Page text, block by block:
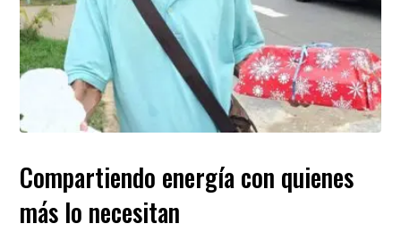
Compartiendo energía con quienes
más lo necesitan